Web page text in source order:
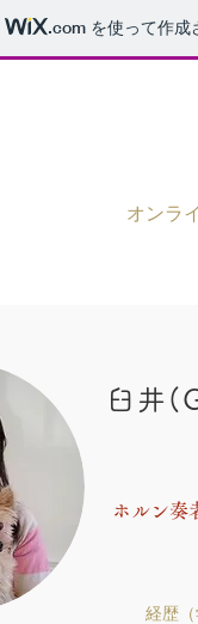
.com を使って作成
オンラ
臼井
ホルン奏
経歴